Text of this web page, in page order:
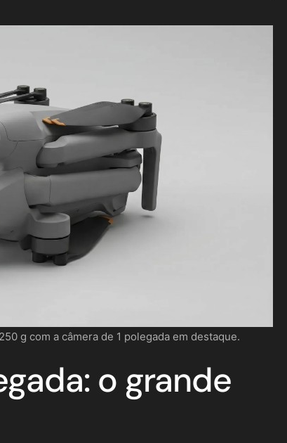
g com a câmera de 1 polegada em destaque.
o grande